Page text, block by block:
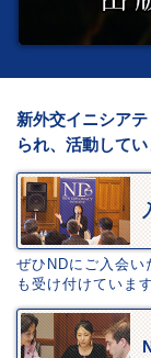
新外交イニシア
られ、活動してい
ぜひNDにご入会
も受け付けています